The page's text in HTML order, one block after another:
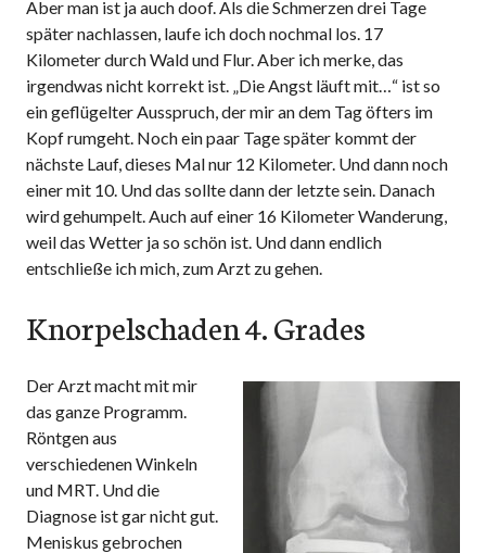
Aber man ist ja auch doof. Als die Schmerzen drei Tage
später nachlassen, laufe ich doch nochmal los. 17
Kilometer durch Wald und Flur. Aber ich merke, das
irgendwas nicht korrekt ist. „Die Angst läuft mit…“ ist so
ein geflügelter Ausspruch, der mir an dem Tag öfters im
Kopf rumgeht. Noch ein paar Tage später kommt der
nächste Lauf, dieses Mal nur 12 Kilometer. Und dann noch
einer mit 10. Und das sollte dann der letzte sein. Danach
wird gehumpelt. Auch auf einer 16 Kilometer Wanderung,
weil das Wetter ja so schön ist. Und dann endlich
entschließe ich mich, zum Arzt zu gehen.
Knorpelschaden 4. Grades
Der Arzt macht mit mir
das ganze Programm.
Röntgen aus
verschiedenen Winkeln
und MRT. Und die
Diagnose ist gar nicht gut.
Meniskus gebrochen